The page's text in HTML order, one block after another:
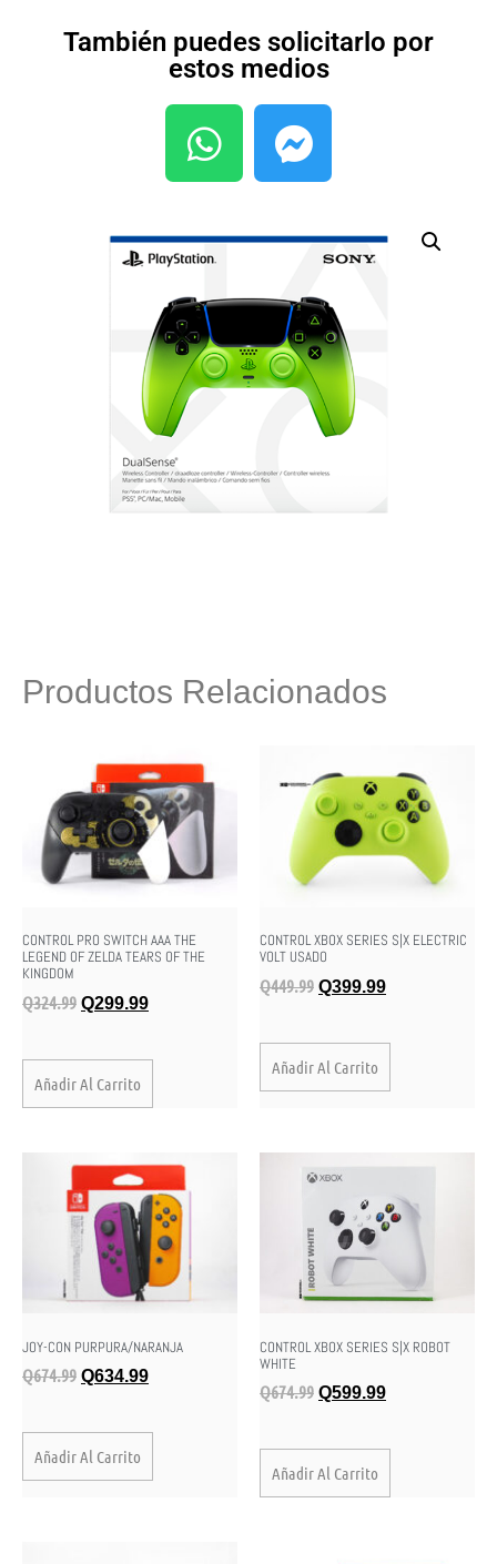
También puedes solicitarlo por
estos medios
Productos Relacionados
CONTROL PRO SWITCH AAA THE
LEGEND OF ZELDA TEARS OF THE
KINGDOM
Q324.99 Q299.99
Añadir Al Carrito
CONTROL XBOX SERIES S|X ELECTRIC
VOLT USADO
Q449.99 Q399.99
Añadir Al Carrito
JOY-CON PURPURA/NARANJA
Q674.99 Q634.99
Añadir Al Carrito
CONTROL XBOX SERIES S|X ROBOT
WHITE
Q674.99 Q599.99
Añadir Al Carrito